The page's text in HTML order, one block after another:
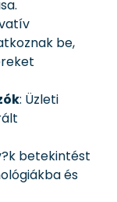
be,
: Üzleti
betekintést
és